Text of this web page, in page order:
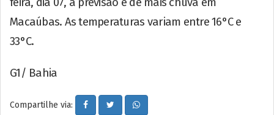
Macaúbas. As temperaturas variam entre 16°C e
33°C.
G1/ Bahia
Compartilhe via: